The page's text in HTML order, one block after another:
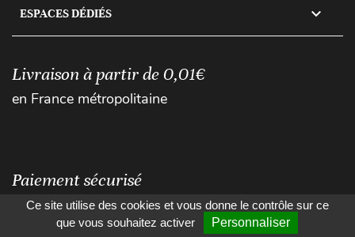
ESPACES DÉDIÉS 
Livraison à partir de 0,01€
en France métropolitaine
Paiement sécurisé
Ce site utilise des cookies et vous donne le contrôle sur ce
que vous souhaitez activer
Personnaliser